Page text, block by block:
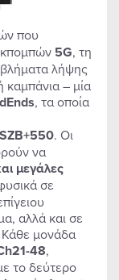
που
5G, τη
λήψης
καμπάνια – μία
, τα οποία
SZB+550. Οι
να
μεγάλες
σε
αλλά και σε
Κάθε μονάδα
48,
το δεύτερο